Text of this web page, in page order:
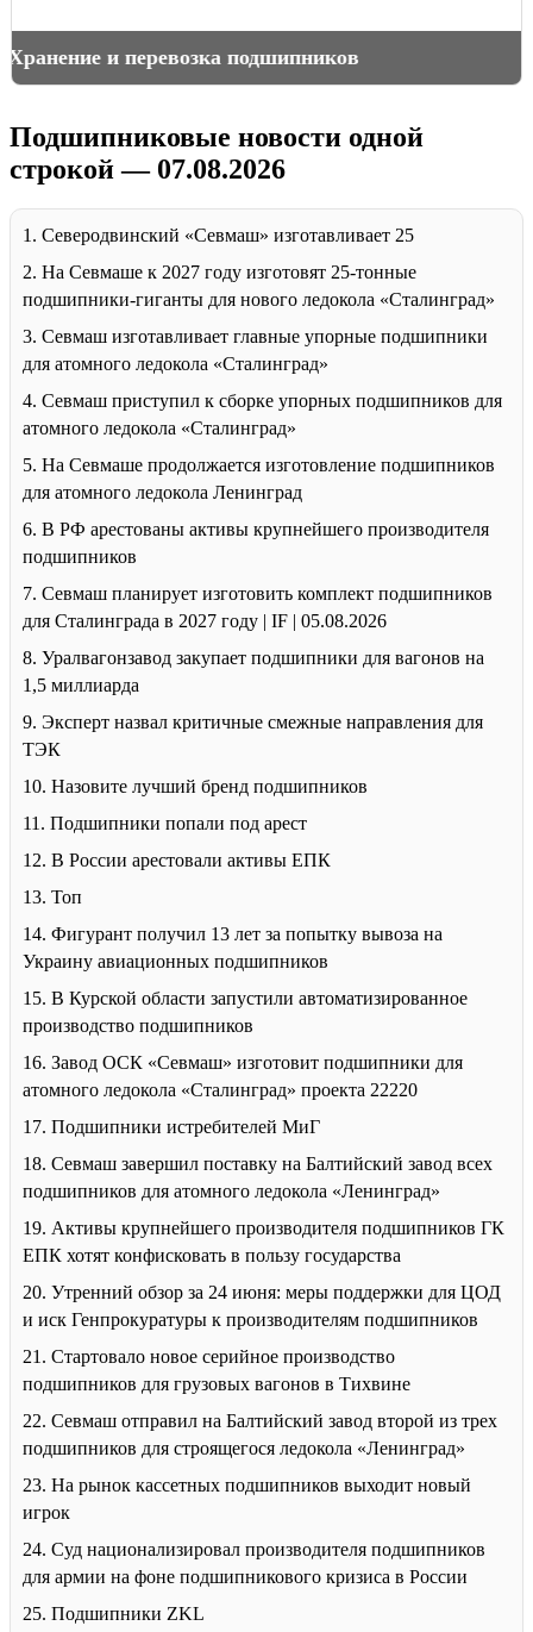
выхода подшипников из строя
Подшипниковые новости одной
строкой — 07.08.2026
1. Северодвинский «Севмаш» изготавливает 25
2. На Севмаше к 2027 году изготовят 25-тонные
подшипники-гиганты для нового ледокола «Сталинград»
3. Севмаш изготавливает главные упорные подшипники
для атомного ледокола «Сталинград»
4. Севмаш приступил к сборке упорных подшипников для
атомного ледокола «Сталинград»
5. На Севмаше продолжается изготовление подшипников
для атомного ледокола Ленинград
6. В РФ арестованы активы крупнейшего производителя
подшипников
7. Севмаш планирует изготовить комплект подшипников
для Сталинграда в 2027 году | IF | 05.08.2026
8. Уралвагонзавод закупает подшипники для вагонов на
1,5 миллиарда
9. Эксперт назвал критичные смежные направления для
ТЭК
10. Назовите лучший бренд подшипников
11. Подшипники попали под арест
12. В России арестовали активы ЕПК
13. Топ
14. Фигурант получил 13 лет за попытку вывоза на
Украину авиационных подшипников
15. В Курской области запустили автоматизированное
производство подшипников
16. Завод ОСК «Севмаш» изготовит подшипники для
атомного ледокола «Сталинград» проекта 22220
17. Подшипники истребителей МиГ
18. Севмаш завершил поставку на Балтийский завод всех
подшипников для атомного ледокола «Ленинград»
19. Активы крупнейшего производителя подшипников ГК
ЕПК хотят конфисковать в пользу государства
20. Утренний обзор за 24 июня: меры поддержки для ЦОД
и иск Генпрокуратуры к производителям подшипников
21. Стартовало новое серийное производство
подшипников для грузовых вагонов в Тихвине
22. Севмаш отправил на Балтийский завод второй из трех
подшипников для строящегося ледокола «Ленинград»
23. На рынок кассетных подшипников выходит новый
игрок
24. Суд национализировал производителя подшипников
для армии на фоне подшипникового кризиса в России
25. Подшипники ZKL